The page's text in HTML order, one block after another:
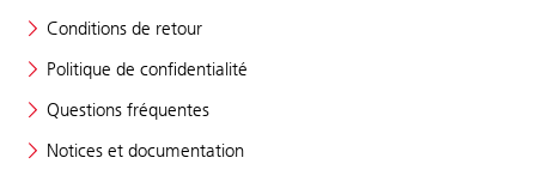
Conditions de retour
Politique de confidentialité
Questions fréquentes
Notices et documentation